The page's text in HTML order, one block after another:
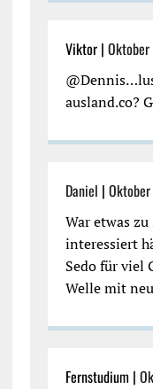
Viktor |
ausland.co?
Daniel |
War etwas
interessiert
Sedo für viel
Welle mit
Fernstudium |